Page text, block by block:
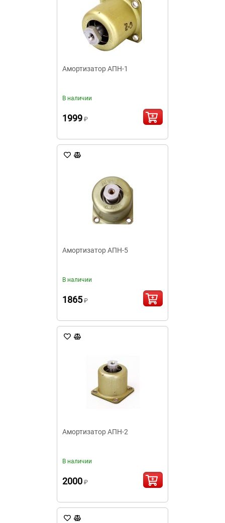
Амортизатор АПН-1
В наличии
1999 ₽
Амортизатор АПН-5
В наличии
1865 ₽
Амортизатор АПН-2
В наличии
2000 ₽